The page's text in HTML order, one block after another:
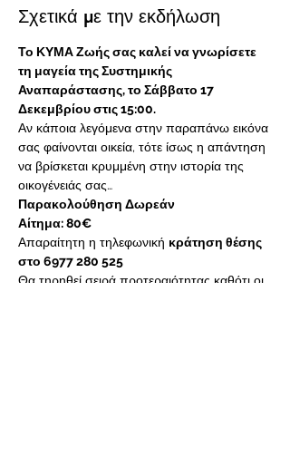
Σχετικά με την εκδήλωση
Το ΚΥΜΑ Ζωής σας καλεί να γνωρίσετε
τη μαγεία της Συστημικής
Αναπαράστασης, το Σάββατο 17
Δεκεμβρίου στις 15:00.
Αν κάποια λεγόμενα στην παραπάνω εικόνα
σας φαίνονται οικεία, τότε ίσως η απάντηση
να βρίσκεται κρυμμένη στην ιστορία της
οικογένειάς σας…
Παρακολούθηση Δωρεάν
Αίτημα: 80€
Απαραίτητη η τηλεφωνική κράτηση θέσης
στο 6977 280 525
Θα τηρηθεί σειρά προτεραιότητας καθότι οι